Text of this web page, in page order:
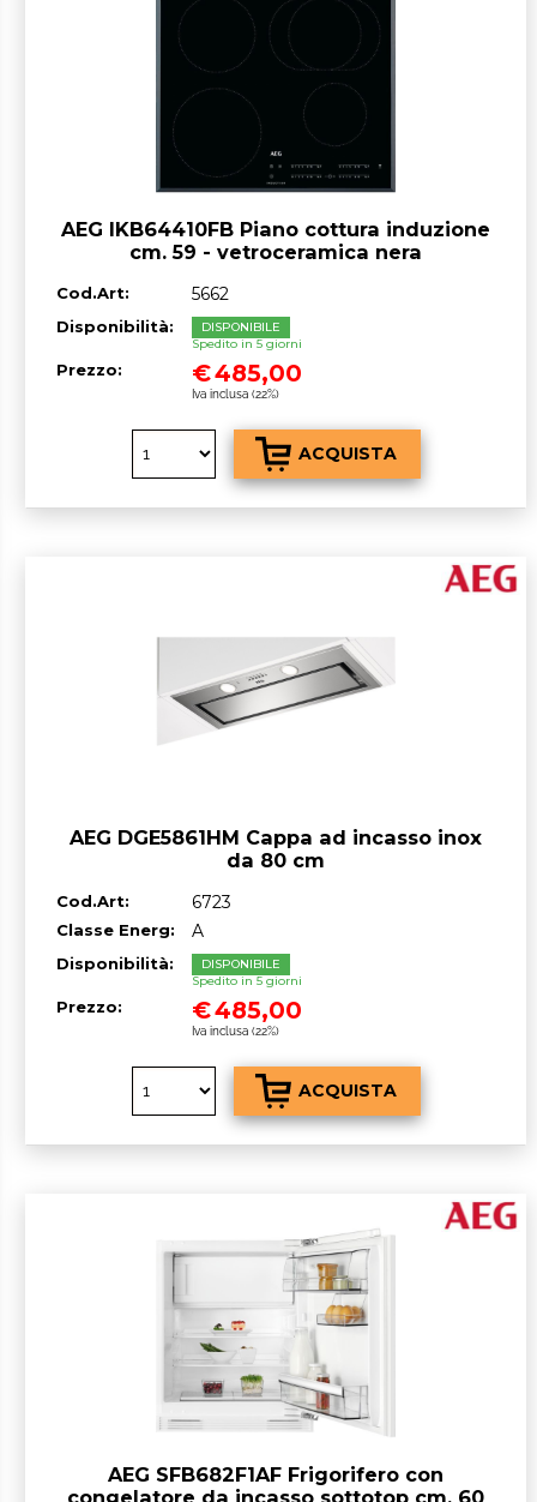
AEG IKB64410FB Piano cottura induzione
cm. 59 - vetroceramica nera
Cod.Art: 5662
Disponibilità:
DISPONIBILE
Spedito in 5 giorni
Prezzo: €485,00
Iva inclusa (22%)
AEG DGE5861HM Cappa ad incasso inox
da 80 cm
Cod.Art: 6723
Classe Energ: A
Disponibilità:
DISPONIBILE
Spedito in 5 giorni
Prezzo: €485,00
Iva inclusa (22%)
AEG SFB682F1AF Frigorifero con